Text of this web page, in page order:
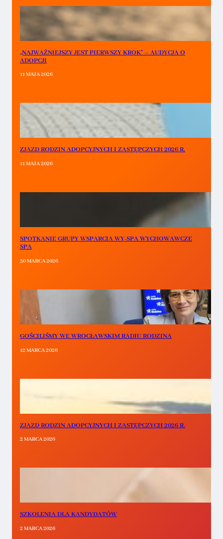
„NAJWAŻNIEJSZY JEST PIERWSZY KROK” – AUDYCJA O
ADOPCJI
11 MAJA 2026
ZJAZD RODZIN ADOPCYJNYCH I ZASTĘPCZYCH 2026 R.
11 MAJA 2026
SPOTKANIE GRUPY WSPARCIA WY-SPA WYCHOWAWCZE
SPA
30 MARCA 2026
GOŚCILIŚMY WE WROCŁAWSKIM RADIU RODZINA
12 MARCA 2026
ZJAZD RODZIN ADOPCYJNYCH I ZASTĘPCZYCH 2026 R.
2 MARCA 2026
SZKOLENIA DLA KANDYDATÓW
2 MARCA 2026